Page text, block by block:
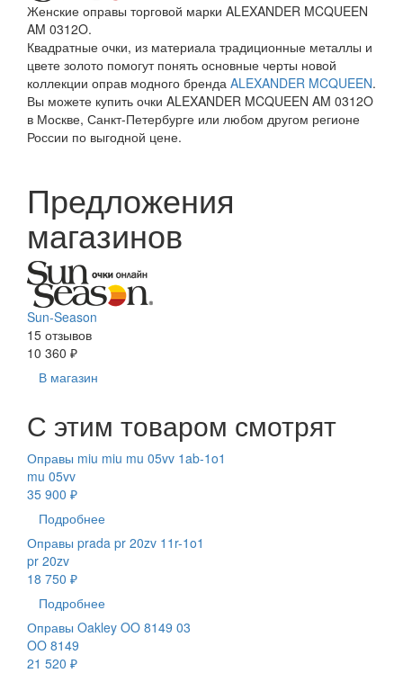
Женские оправы торговой марки ALEXANDER MCQUEEN
AM 0312O.
Квадратные очки, из материала традиционные металлы и
цвете золото помогут понять основные черты новой
коллекции оправ модного бренда ALEXANDER MCQUEEN.
Вы можете купить очки ALEXANDER MCQUEEN AM 0312O
в Москве, Санкт-Петербурге или любом другом регионе
России по выгодной цене.
Предложения
магазинов
Sun-Season
15 отзывов
10 360 ₽
В магазин
С этим товаром смотрят
Оправы miu miu mu 05vv 1ab-1o1
mu 05vv
35 900 ₽
Подробнее
Оправы prada pr 20zv 11r-1o1
pr 20zv
18 750 ₽
Подробнее
Оправы Oakley OO 8149 03
OO 8149
21 520 ₽